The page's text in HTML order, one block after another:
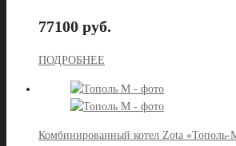
77100 руб.
ПОДРОБНЕЕ
Комбинированный котел Zota «Тополь-